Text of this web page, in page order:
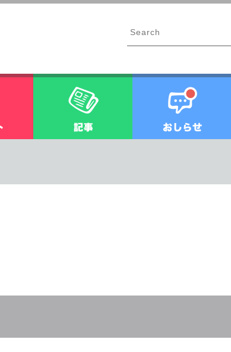
イベント 記事